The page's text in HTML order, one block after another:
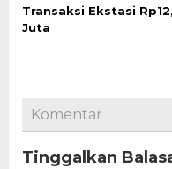
Transaksi Ekstasi
Juta
Komentar
Tinggalkan